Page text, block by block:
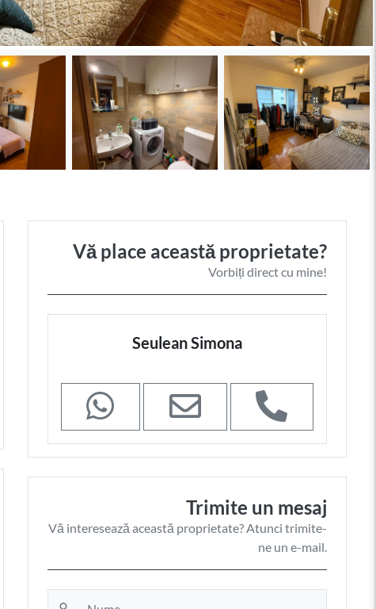
Vă place această proprietate?
Vorbiți direct cu mine!
Seulean Simona
Trimite un mesaj
Vă interesează această proprietate? Atunci trimite-
ne un e-mail.